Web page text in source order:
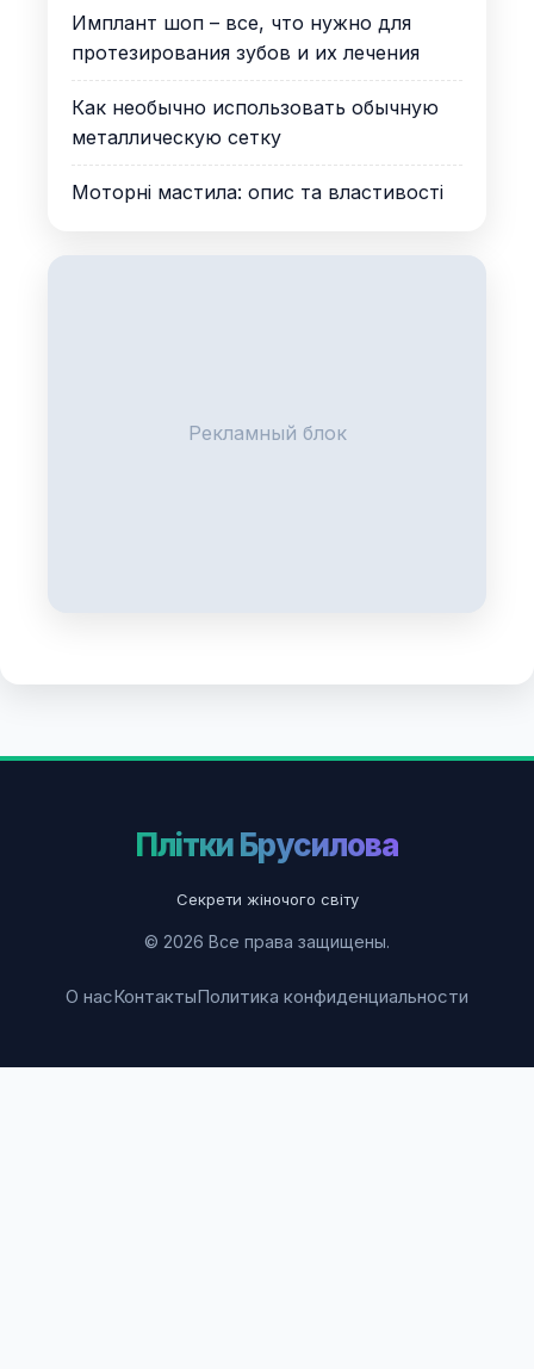
Имплант шоп – все, что нужно для
протезирования зубов и их лечения
Как необычно использовать обычную
металлическую сетку
Моторні мастила: опис та властивості
Рекламный блок
Плітки Брусилова
Секрети жіночого світу
© 2026 Все права защищены.
О насКонтактыПолитика конфиденциальности